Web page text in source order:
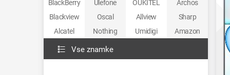
BlackBerry
Ulefone OUKITEL
Archos
Blackview
Oscal Allview
Sharp
Alcatel
Nothing Umidigi Amazon
Vse znamke